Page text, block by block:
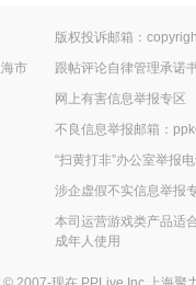
海市
版权投诉邮箱：
跟帖评论自律管理承诺
网上有害信息举报专区
不良信息举报邮箱：
“扫黄打非”办公室举报
涉企虚假不实信息举报
本司运营游戏类产品适
成年人使用